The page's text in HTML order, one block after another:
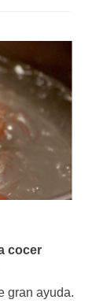
cocer
gran ayuda.